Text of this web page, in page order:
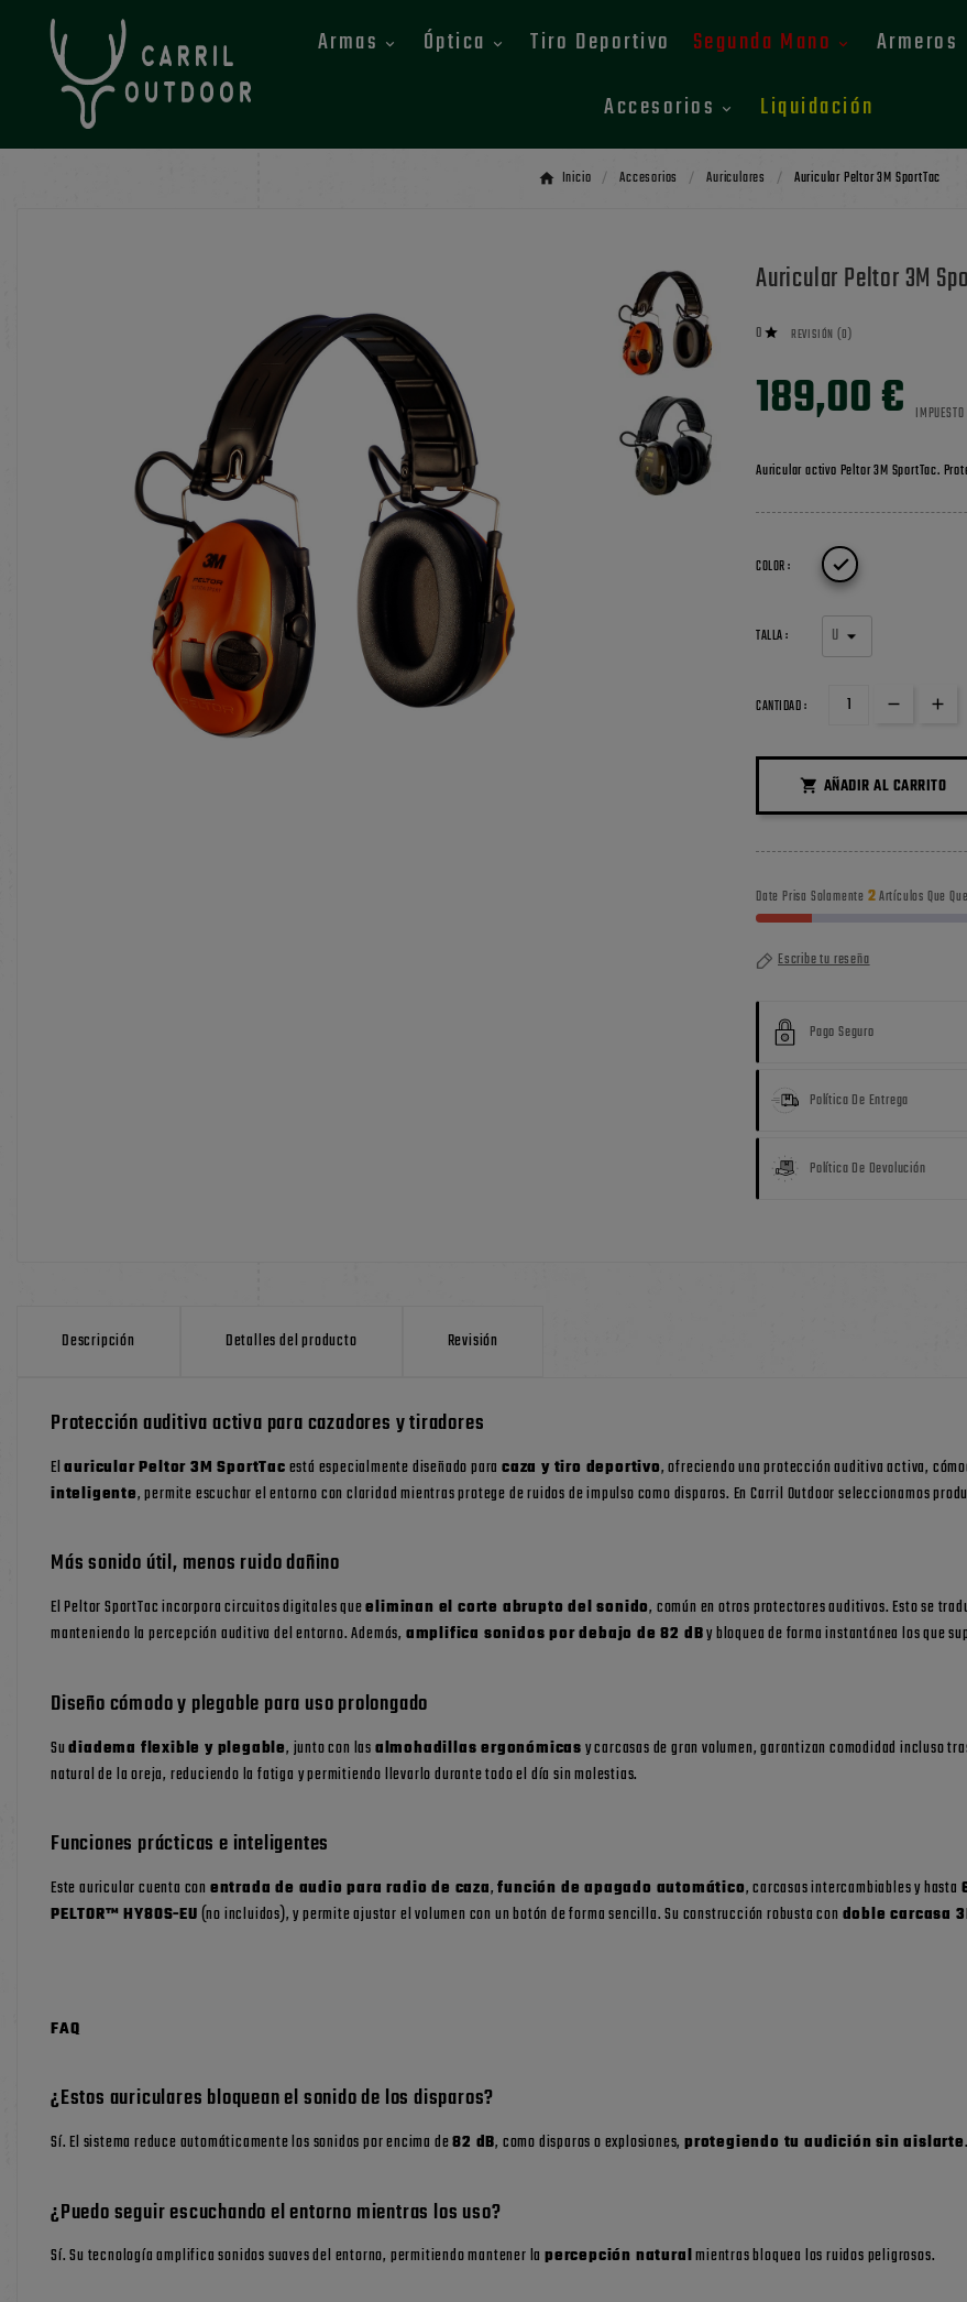
Armas Óptica Tiro Deportivo Segunda Mano Armeros
Accesorios
Liquidación
Inicio Accesorios Auriculares Auricular Peltor 3M SportTac
Auricular Peltor 3M
0  REVISIÓN (0)
189,00 €
Auricular activo Peltor 3M SportTac.
COLOR : 
TALLA :
CANTIDAD :
 AÑADIR AL CARRITO
Date Prisa Solamente 2Artículos Que
Escribe tu reseña
Pago Seguro
Política De Entrega
Política De Devolución
Descripción Detalles del producto Revisión
Protección auditiva activa para cazadores y tiradores
Elauricular Peltor 3M SportTacestá especialmente diseñado paracaza y tiro deportivo, ofreciendo una protección auditiva activa,
inteligente, permite escuchar el entorno con claridad mientras protege de ruidos de impulso como disparos. En Carril Outdoor seleccionamos
Más sonido útil, menos ruido dañino
El Peltor SportTac incorpora circuitos digitales queeliminan el corte abrupto del sonido, común en otros protectores auditivos. Esto se
manteniendo la percepción auditiva del entorno. Además, amplifica sonidos por debajo de 82 dBy bloquea de forma instantánea los que
Diseño cómodo y plegable para uso prolongado
Sudiadema flexible y plegable, junto con lasalmohadillas ergonómicasy carcasas de gran volumen, garantizan comodidad incluso
natural de la oreja, reduciendo la fatiga y permitiendo llevarlo durante todo el día sin molestias.
Funciones prácticas e inteligentes
Este auricular cuenta con entrada de audio para radio de caza,función de apagado automático, carcasas intercambiables y hasta
PELTOR™ HY80S-EU(no incluidos), y permite ajustar el volumen con un botón de forma sencilla. Su construcción robusta con doble carcasa
FAQ
¿Estos auriculares bloquean el sonido de los disparos?
Sí. El sistema reduce automáticamente los sonidos por encima de82 dB, como disparos o explosiones,protegiendo tu audición sin aislarte.
¿Puedo seguir escuchando el entorno mientras los uso?
Sí. Su tecnología amplifica sonidos suaves del entorno, permitiendo mantener la percepción naturalmientras bloquea los ruidos peligrosos.